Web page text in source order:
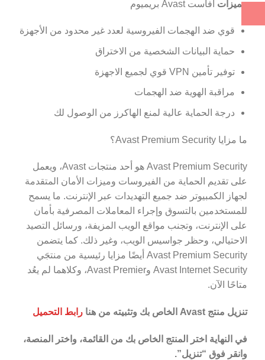
مميزات افاست Avast بريميوم
قوي ضد الهجمات الفيروسية لعدد غير محدود من الأجهزة
حماية البيانات الشخصية من الاختراق
توفير تأمين VPN قوي لجميع الاجهزة
مراقبة الهوية ضد الهجمات
درجة الحماية عالية لمنع الهاكرز من الوصول لك
ما مزايا Avast Premium Security؟
Avast Premium Security هو أحد منتجات Avast، ويعمل
على تقديم الحماية من الفيروسات وميزات الأمان المتقدمة
لجهاز الكمبيوتر ضد جميع التهديدات عبر الإنترنت. ما يسمح
للمستخدمين بالتسوق وإجراء المعاملات المصرفية بأمان
على الإنترنت، وتجنب مواقع الويب المزيفة، ورسائل التصيد
الاحتيالي، وحظر جواسيس الويب، وغير ذلك. كما يتضمن
Avast Premium Security أيضًا مزايا رئيسية من منتجَي
Avast Internet Security وAvast Premier، وكلاهما لم يعُد
متاحًا الآن.
تنزيل منتج Avast الخاص بك وتثبيته من هنا رابط التحميل
في النهاية اختر المنتج الخاص بك من القائمة، واختر المنصة،
وانقر فوق “تنزيل”.